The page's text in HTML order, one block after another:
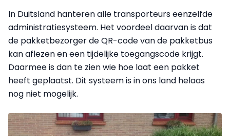
In Duitsland hanteren alle transporteurs een­zelfde
administratiesysteem. Het voordeel daarvan is dat
de pakketbezorger de QR-code van de pakketbus
kan aflezen en een tijdelijke toegangscode krijgt.
Daarmee is dan te zien wie hoe laat een pakket
heeft geplaatst. Dit systeem is in ons land helaas
nog niet mogelijk.